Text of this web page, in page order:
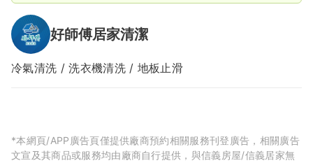
好師傅居家清潔
冷氣清洗 / 洗衣機清洗 / 地板止滑
*本網頁/APP廣告頁僅提供廠商預約相關服務刊登廣告，相關廣告
文宣及其商品或服務均由廠商自行提供，與信義房屋/信義居家無